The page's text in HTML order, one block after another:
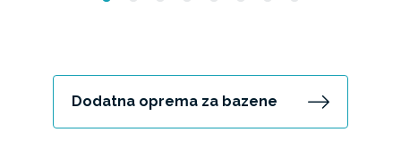
Dodatna oprema za bazene